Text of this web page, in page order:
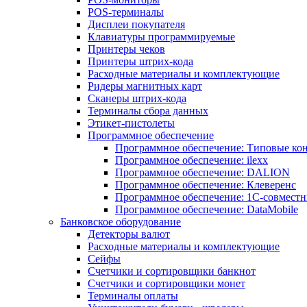
POS-терминалы
Дисплеи покупателя
Клавиатуры программируемые
Принтеры чеков
Принтеры штрих-кода
Расходные материалы и комплектующие
Ридеры магнитных карт
Сканеры штрих-кода
Терминалы сбора данных
Этикет-пистолеты
Программное обеспечение
Программное обеспечение: Типовые
Программное обеспечение: ilexx
Программное обеспечение: DALION
Программное обеспечение: Клеверенс
Программное обеспечение: 1С-
Программное обеспечение: DataMobile
Банковское оборудование
Детекторы валют
Расходные материалы и комплектующие
Сейфы
Счетчики и сортировщики банкнот
Счетчики и сортировщики монет
Терминалы оплаты